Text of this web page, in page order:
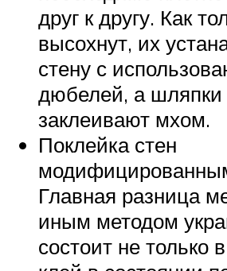
друг к другу. Как
высохнут, их
стену с
дюбелей, а шляпки
заклеивают мхом.
Поклейка стен
Главная разница
иным методом
состоит не только